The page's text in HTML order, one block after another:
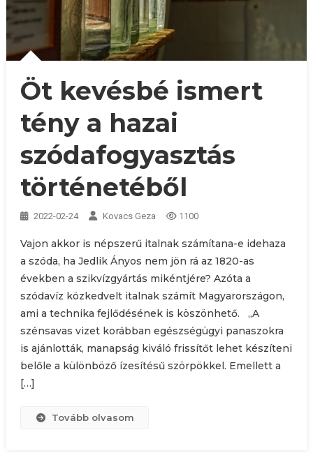
Öt kevésbé ismert
tény a hazai
szódafogyasztás
történetéből
2022-02-24 Kovacs Geza 1100
Vajon akkor is népszerű italnak számítana-e idehaza
a szóda, ha Jedlik Ányos nem jön rá az 1820-as
években a szikvízgyártás mikéntjére? Azóta a
szódavíz közkedvelt italnak számít Magyarországon,
ami a technika fejlődésének is köszönhető. „A
szénsavas vizet korábban egészségügyi panaszokra
is ajánlották, manapság kiváló frissítőt lehet készíteni
belőle a különböző ízesítésű szörpökkel. Emellett a
[…]
Tovább olvasom